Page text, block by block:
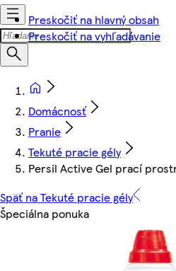
Preskočiť na hlavný obsah
Preskočiť na vyhľadávanie
Domácnosť
Pranie
Tekuté pracie gély
Persil Active Gel prací
Späť na Tekuté pracie gély
Špeciálna ponuka